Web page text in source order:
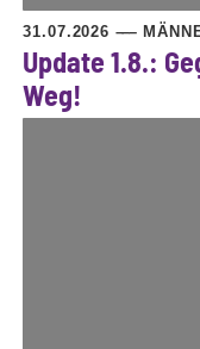
31.07.2026
Update 1.8.:
Weg!